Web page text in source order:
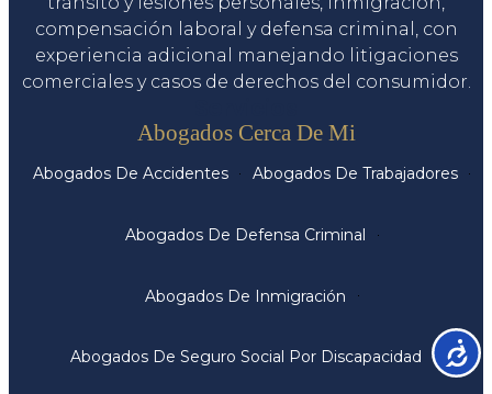
compensación laboral y defensa criminal, con
experiencia adicional manejando litigaciones
comerciales y casos de derechos del consumidor.
Abogados Cerca De Mi
Abogados De Accidentes Abogados De Trabajadores
Abogados De Defensa Criminal
Abogados De Inmigración
Abogados De Seguro Social Por Discapacidad